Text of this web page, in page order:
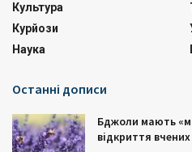
Культура
Курйози
Наука
Останні дописи
Бджоли мають
відкриття вчених